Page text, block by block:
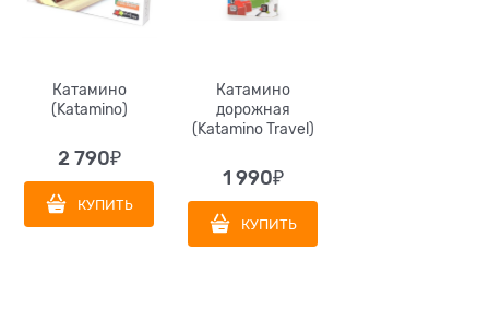
Катамино
(Katamino)
2 790₽
КУПИТЬ
Катамино
дорожная
(Katamino Travel)
1 990₽
КУПИТЬ